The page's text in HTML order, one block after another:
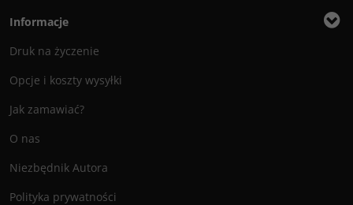
Informacje
Druk na życzenie
Opcje i koszty wysyłki
Jak zamawiać?
O nas
Niezbędnik Autora
Polityka prywatności